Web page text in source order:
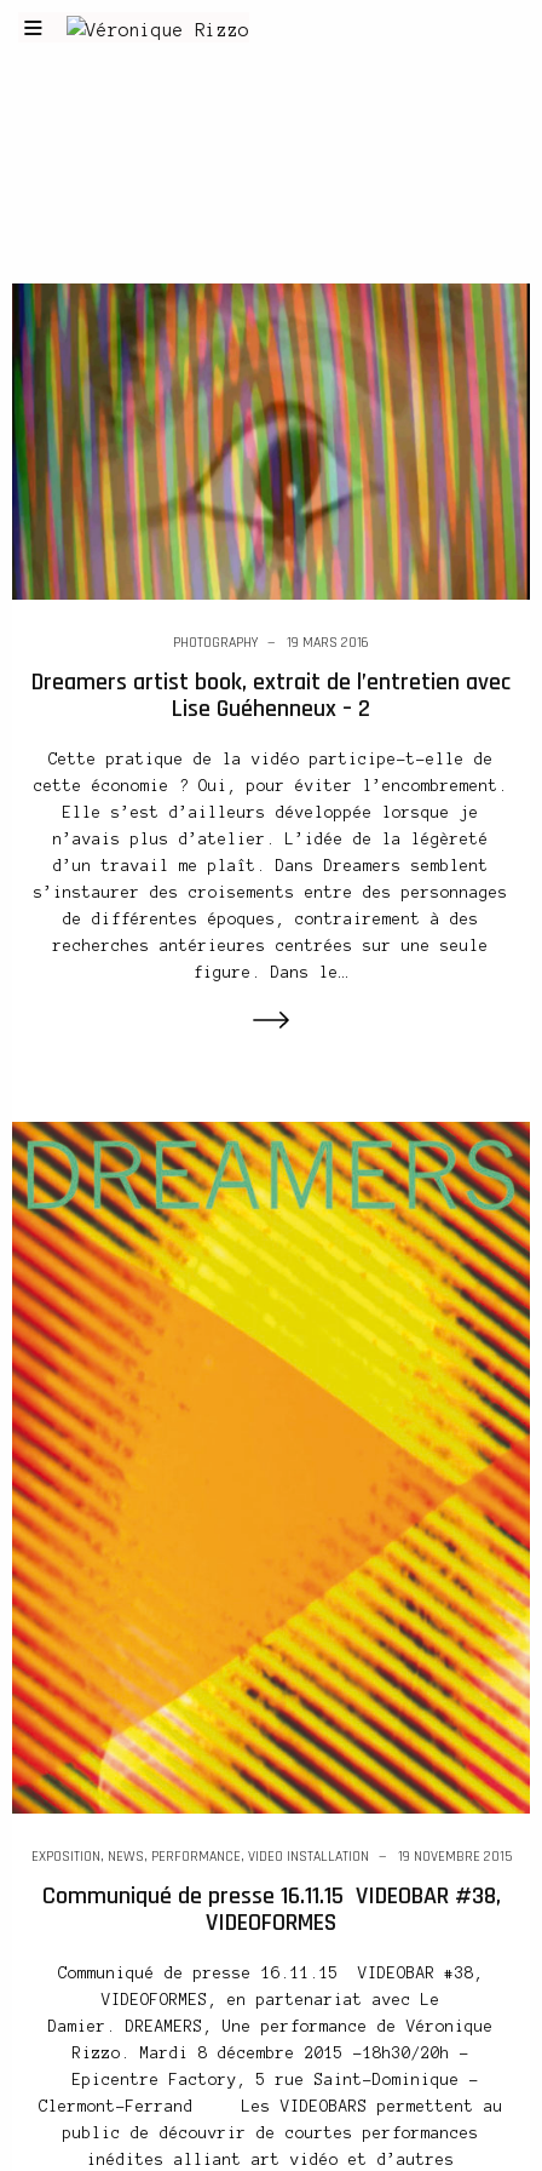
PHOTOGRAPHY 19 MARS 2016
Dreamers artist book, extrait de l’entretien avec
Lise Guéhenneux – 2
Cette pratique de la vidéo participe-t-elle de
cette économie ? Oui, pour éviter l’encombrement.
Elle s’est d’ailleurs développée lorsque je
n’avais plus d’atelier. L’idée de la légèreté
d’un travail me plaît. Dans Dreamers semblent
s’instaurer des croisements entre des personnages
de différentes époques, contrairement à des
recherches antérieures centrées sur une seule
figure. Dans le…
EXPOSITION, NEWS, PERFORMANCE, VIDEO INSTALLATION 19 NOVEMBRE 2015
Communiqué de presse 16.11.15 VIDEOBAR #38,
VIDEOFORMES
Communiqué de presse 16.11.15 VIDEOBAR #38,
VIDEOFORMES, en partenariat avec Le
Damier. DREAMERS, Une performance de Véronique
Rizzo. Mardi 8 décembre 2015 -18h30/20h –
Epicentre Factory, 5 rue Saint-Dominique –
Clermont-Ferrand Les VIDEOBARS permettent au
public de découvrir de courtes performances
inédites alliant art vidéo et d’autres